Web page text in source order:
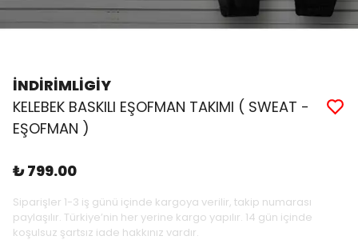
İNDİRİMLİGİY
KELEBEK BASKILI EŞOFMAN TAKIMI ( SWEAT -
EŞOFMAN )
₺ 799.00
Siparişler 1-3 iş günü içinde kargoya verilir, takip numarası
paylaşılır. Türkiye’nin her yerine kargo yapılır. 14 gün içinde
koşulsuz şartsız iade hakkınız vardır.